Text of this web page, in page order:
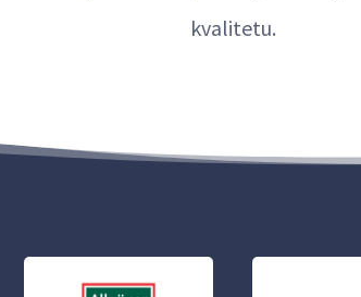
kvalitetu.